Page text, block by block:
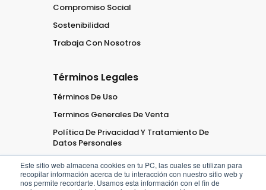
Este sitio web almacena cookies en tu PC, las cuales se utilizan para
recopilar información acerca de tu interacción con nuestro sitio web y
nos permite recordarte. Usamos esta información con el fin de
Compromiso Social
Sostenibilidad
Trabaja Con Nosotros
Términos Legales
Términos De Uso
Terminos Generales De Venta
Política De Privacidad Y Tratamiento De
Datos Personales